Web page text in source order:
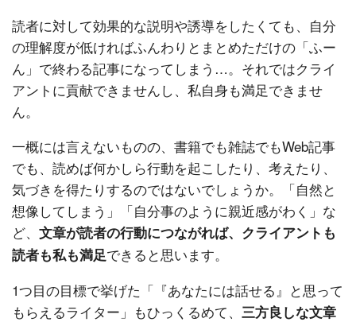
読者に対して効果的な説明や誘導をしたくても、自分
の理解度が低ければふんわりとまとめただけの「ふー
ん」で終わる記事になってしまう…。それではクライ
アントに貢献できませんし、私自身も満足できませ
ん。
一概には言えないものの、書籍でも雑誌でもWeb記事
でも、読めば何かしら行動を起こしたり、考えたり、
気づきを得たりするのではないでしょうか。「自然と
想像してしまう」「自分事のように親近感がわく」な
ど、 文章が読者の行動につながれば、クライアントも
読者も私も満足できると思います。
1つ目の目標で挙げた「『あなたには話せる』と思って
もらえるライター」もひっくるめて、 三方良しな文章